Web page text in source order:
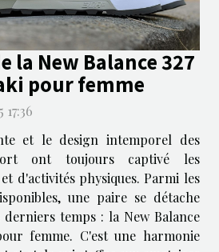
la New Balance 327
pour femme
et le design intemporel des
ont toujours captivé les
d'activités physiques. Parmi les
une paire se détache
temps : la New Balance
femme. C'est une harmonie